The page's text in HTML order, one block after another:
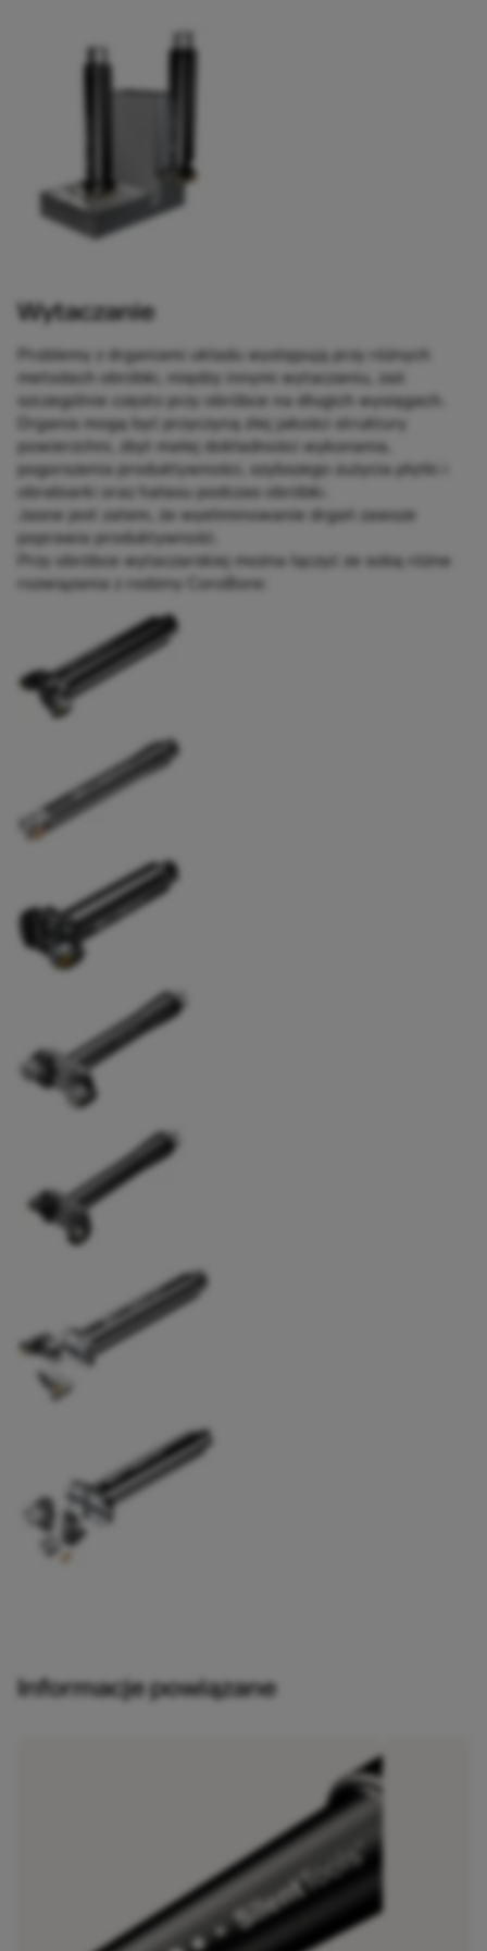
Wytaczanie
Problemy z drganiami układu występują przy różnych
metodach obróbki, między innymi wytaczaniu, zaś
szczególnie często przy obróbce na długich wysięgach.
Drgania mogą być przyczyną złej jakości struktury
powierzchni, zbyt małej dokładności wykonania,
pogorszenia produktywności, szybszego zużycia płytki i
obrabiarki oraz hałasu podczas obróbki.
Jasne jest zatem, że wyeliminowanie drgań zawsze
poprawia produktywność.
Przy obróbce wytaczarskiej można łączyć ze sobą różne
rozwiązania z rodziny CoroBore:
Informacje powiązane